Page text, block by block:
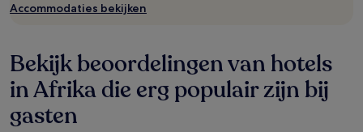
Accommodaties bekijken
Bekijk beoordelingen van hotels
in Afrika die erg populair zijn bij
gasten